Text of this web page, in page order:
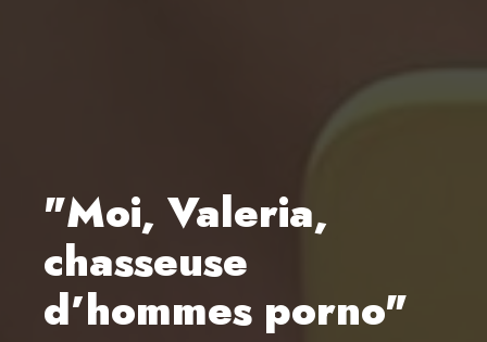
"Moi, Valeria,
chasseuse
d’hommes porno"